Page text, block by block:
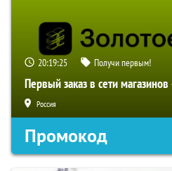
20:19:24 Получи первым!
Первый заказ в сети
Россия
Промокод